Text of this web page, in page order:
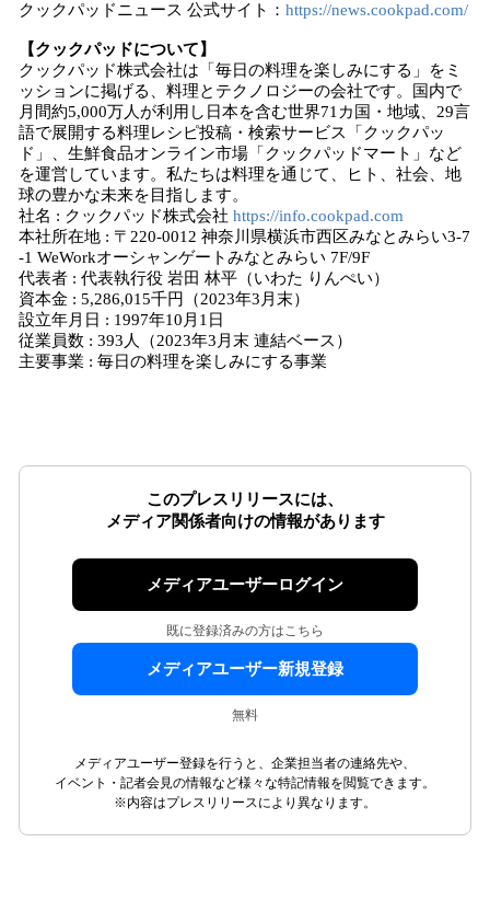
クックパッドニュース 公式サイト： https://news.cookpad.com/
【クックパッドについて】
クックパッド株式会社は「毎日の料理を楽しみにする」をミ
ッションに掲げる、料理とテクノロジーの会社です。国内で
月間約5,000万人が利用し日本を含む世界71カ国・地域、29言
語で展開する料理レシピ投稿・検索サービス「クックパッ
ド」、生鮮食品オンライン市場「クックパッドマート」など
を運営しています。私たちは料理を通じて、ヒト、社会、地
球の豊かな未来を目指します。
社名 : クックパッド株式会社 https://info.cookpad.com
本社所在地 : 〒220-0012 神奈川県横浜市西区みなとみらい3-7
-1 WeWorkオーシャンゲートみなとみらい 7F/9F
代表者 : 代表執行役 岩田 林平（いわた りんぺい）
資本金 : 5,286,015千円（2023年3月末）
設立年月日 : 1997年10月1日
従業員数 : 393人（2023年3月末 連結ベース）
主要事業 : 毎日の料理を楽しみにする事業
このプレスリリースには、
メディア関係者向けの情報があります
メディアユーザーログイン
既に登録済みの方はこちら
メディアユーザー新規登録
無料
メディアユーザー登録を行うと、企業担当者の連絡先や、
イベント・記者会見の情報など様々な特記情報を閲覧できます。
※内容はプレスリリースにより異なります。